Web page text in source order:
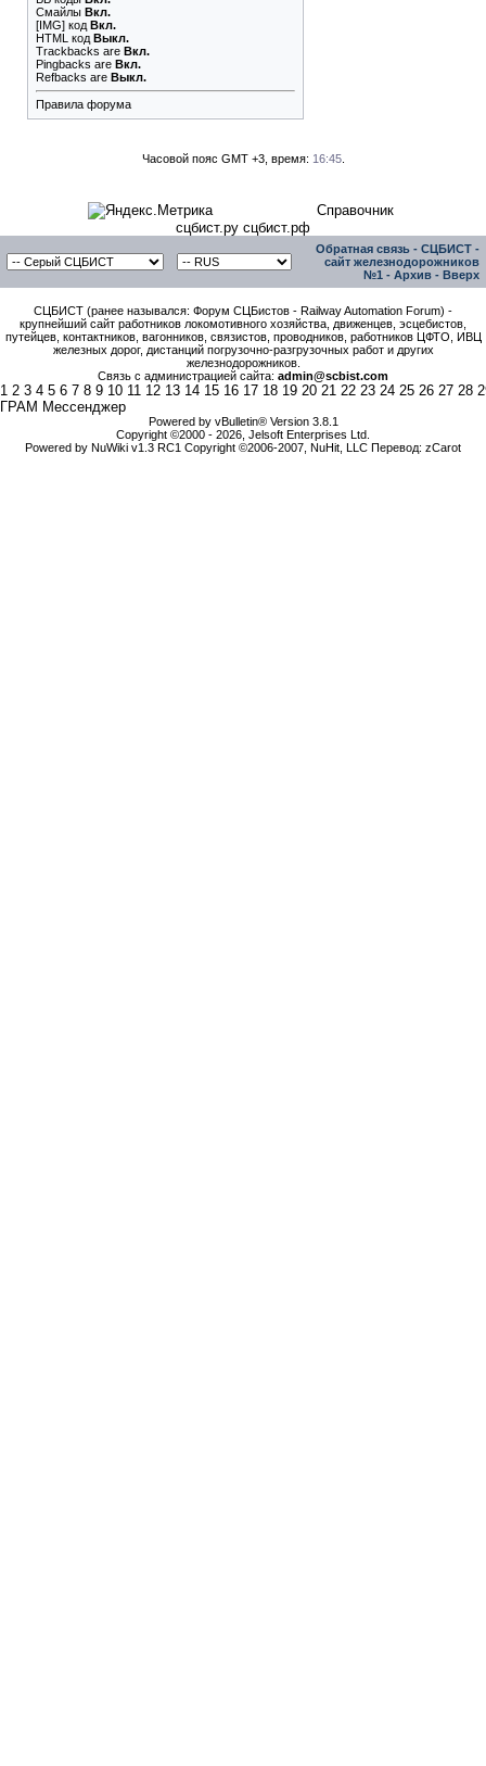
Смайлы Вкл.
[IMG] код Вкл.
HTML код Выкл.
Trackbacks are Вкл.
Pingbacks are Вкл.
Refbacks are Выкл.
Правила форума
Часовой пояс GMT +3, время: 16:45.
Справочник
сцбист.ру сцбист.рф
Обратная связь - СЦБИСТ -
сайт железнодорожников
№1 - Архив - Вверх
СЦБИСТ (ранее назывался: Форум СЦБистов - Railway Automation Forum) -
крупнейший сайт работников локомотивного хозяйства, движенцев, эсцебистов,
путейцев, контактников, вагонников, связистов, проводников, работников ЦФТО, ИВЦ
железных дорог, дистанций погрузочно-разгрузочных работ и других
железнодорожников.
Связь с администрацией сайта: admin@scbist.com
1 2 3 4 5 6 7 8 9 10 11 12 13 14 15 16 17 18 19 20 21 22 23 24 25 26 27 28
ГРАМ Мессенджер
Powered by vBulletin® Version 3.8.1
Copyright ©2000 - 2026, Jelsoft Enterprises Ltd.
Powered by NuWiki v1.3 RC1 Copyright ©2006-2007, NuHit, LLC Перевод: zCarot